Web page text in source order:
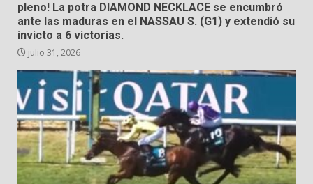
pleno! La potra DIAMOND NECKLACE se encumbró
ante las maduras en el NASSAU S. (G1) y extendió su
invicto a 6 victorias.
julio 31, 2026